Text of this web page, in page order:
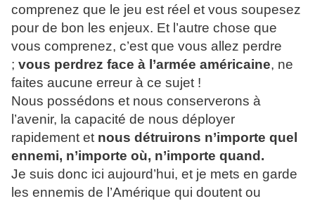
comprenez que le jeu est réel et vous soupesez
pour de bon les enjeux. Et l’autre chose que
vous comprenez, c’est que vous allez perdre
; vous perdrez face à l’armée américaine, ne
faites aucune erreur à ce sujet !
Nous possédons et nous conserverons à
l’avenir, la capacité de nous déployer
rapidement et nous détruirons n’importe quel
ennemi, n’importe où, n’importe quand.
Je suis donc ici aujourd’hui, et je mets en garde
les ennemis de l’Amérique qui doutent ou